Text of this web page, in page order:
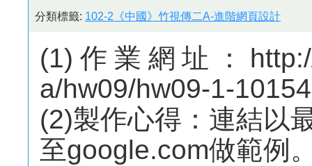
分類標籤: 102-2《中國》竹視傳二A-進階網頁設計
(1)作業網址：http://
a/hw09/hw09-1-
(2)製作心得：連結以
至google.com做範例